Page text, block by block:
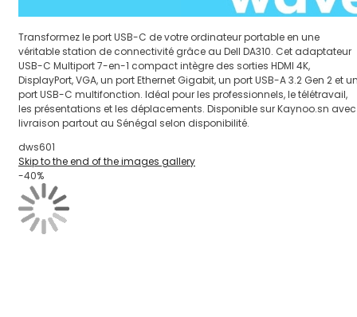
Transformez le port USB-C de votre ordinateur portable en une
véritable station de connectivité grâce au Dell DA310. Cet adaptateur
USB-C Multiport 7-en-1 compact intègre des sorties HDMI 4K,
DisplayPort, VGA, un port Ethernet Gigabit, un port USB-A 3.2 Gen 2 et
port USB-C multifonction. Idéal pour les professionnels, le télétravail,
les présentations et les déplacements. Disponible sur Kaynoo.sn avec
livraison partout au Sénégal selon disponibilité.
dws601
Skip to the end of the images gallery
-40%